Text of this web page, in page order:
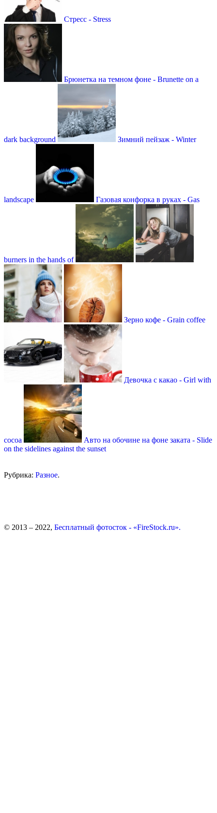
Стресс - Stress
Брюнетка на темном фоне - Brunette on a
dark background Зимний пейзаж - Winter
landscape Газовая конфорка в руках - Gas
burners in the hands of
Зерно кофе - Grain coffee
Девочка с какао - Girl with
cocoa
Авто на обочине на фоне заката - Slide
on the sidelines against the sunset
Рубрика: Разное.
© 2013 – 2022, Бесплатный фотосток - «FireStock.ru».